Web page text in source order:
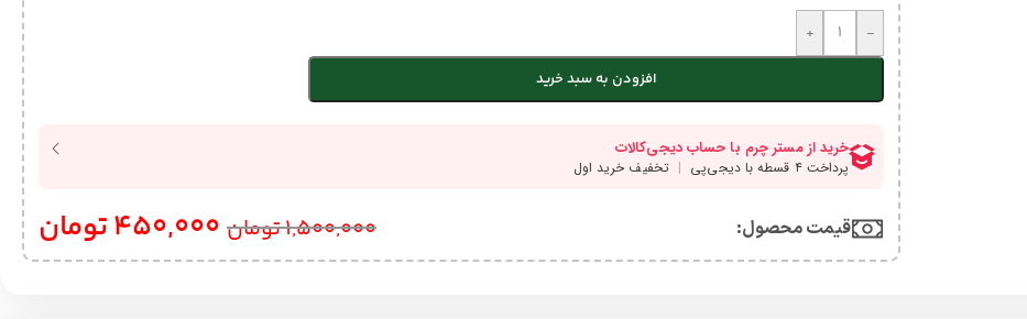
-
+
افزودن به سبد خرید
قیمت محصول:​ 1,500,000تومان 450,000تومان